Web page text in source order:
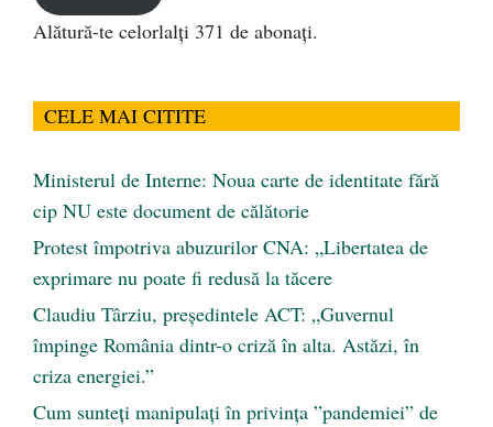
Alătură-te celorlalți 371 de abonați.
CELE MAI CITITE
Ministerul de Interne: Noua carte de identitate fără
cip NU este document de călătorie
Protest împotriva abuzurilor CNA: „Libertatea de
exprimare nu poate fi redusă la tăcere
Claudiu Târziu, președintele ACT: „Guvernul
împinge România dintr-o criză în alta. Astăzi, în
criza energiei.”
Cum sunteți manipulați în privința ”pandemiei” de